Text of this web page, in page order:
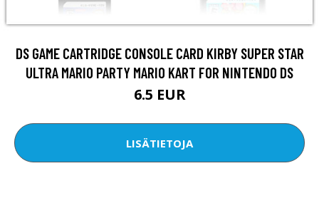
DS GAME CARTRIDGE CONSOLE CARD KIRBY SUPER STAR
ULTRA MARIO PARTY MARIO KART FOR NINTENDO DS
6.5 EUR
LISÄTIETOJA